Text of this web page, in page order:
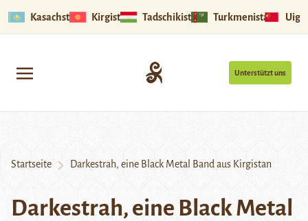
Kasachstan Kirgistan Tadschikistan Turkmenistan
Unterstützt uns
Startseite Darkestrah, eine Black Metal Band aus Kirgistan
Darkestrah, eine Black Metal